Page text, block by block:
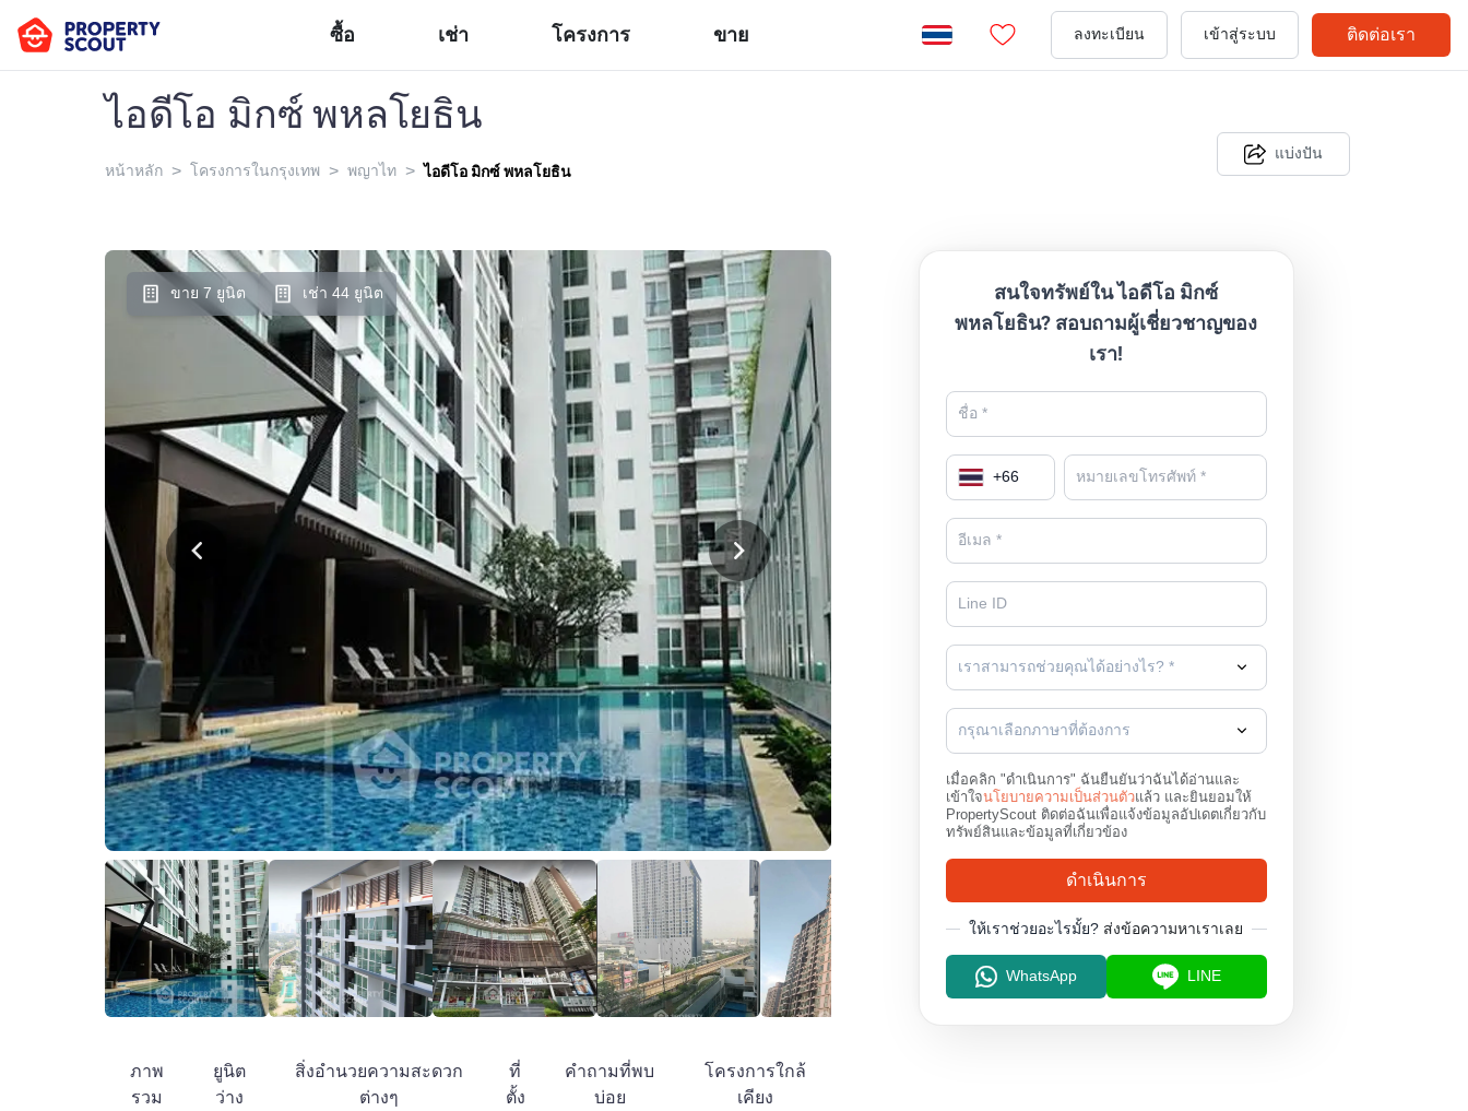
ซื้อ เช่า โครงการ ขาย ลงทะเบียน เข้าสู่ระบบ ติดต่อเรา
ไอดีโอ มิกซ์ พหลโยธิน
หน้าหลัก > โครงการในกรุงเทพ > พญาไท > ไอดีโอ มิกซ์ พหลโยธิน
แบ่งปัน
ขาย 7 ยูนิต เช่า 44 ยูนิต
ภาพ
รวม
ยูนิต
ว่าง
สิ่งอำนวยความสะดวก
ต่างๆ
ที่
ตั้ง
คำถามที่พบ
บ่อย
โครงการใกล้
เคียง
สนใจทรัพย์ใน ไอดีโอ มิกซ์
พหลโยธิน? สอบถามผู้เชี่ยวชาญของ
เรา!
+66
เราสามารถช่วยคุณได้อย่างไร? *
กรุณาเลือกภาษาที่ต้องการ
เมื่อคลิก "ดำเนินการ" ฉันยืนยันว่าฉันได้อ่านและ
เข้าใจนโยบายความเป็นส่วนตัวแล้ว และยินยอมให้
PropertyScout ติดต่อฉันเพื่อแจ้งข้อมูลอัปเดตเกี่ยวกับ
ทรัพย์สินและข้อมูลที่เกี่ยวข้อง
ดำเนินการ
ให้เราช่วยอะไรมั้ย? ส่งข้อความหาเราเลย
WhatsApp LINE